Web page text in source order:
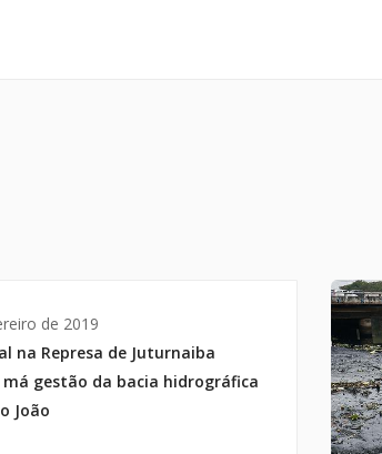
de 2019
na Represa de Juturnaiba
gestão da bacia hidrográfica
João